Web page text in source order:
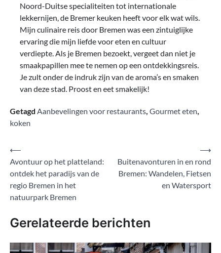
Noord-Duitse specialiteiten tot internationale
lekkernijen, de Bremer keuken heeft voor elk wat wils.
Mijn culinaire reis door Bremen was een zintuiglijke
ervaring die mijn liefde voor eten en cultuur
verdiepte. Als je Bremen bezoekt, vergeet dan niet je
smaakpapillen mee te nemen op een ontdekkingsreis.
Je zult onder de indruk zijn van de aroma’s en smaken
van deze stad. Proost en eet smakelijk!
Getagd Aanbevelingen voor restaurants Gourmet eten
koken
Bericht
navigatie
⟵
Avontuur op het platteland:
ontdek het paradijs van de
regio Bremen in het
natuurpark Bremen
Buitenavonturen in en rond
Bremen: Wandelen, Fietsen
en Watersport
⟶
Gerelateerde berichten